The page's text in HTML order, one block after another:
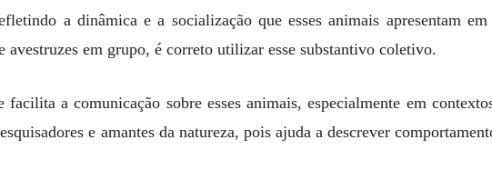
a dinâmica e a socialização que esses animais apresentam em
em grupo, é correto utilizar esse substantivo coletivo.
facilita a comunicação sobre esses animais, especialmente em
e amantes da natureza, pois ajuda a descrever